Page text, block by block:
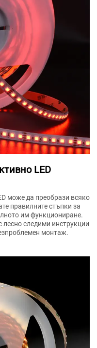
LED
може да преобрази всяко
правилните стъпки за
им функциониране.
лесно следими инструкции
монтаж.